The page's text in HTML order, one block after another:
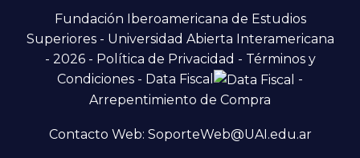
Fundación Iberoamericana de Estudios
Superiores - Universidad Abierta Interamericana
- 2026 - Política de Privacidad - Términos y
Condiciones - Data Fiscal
-
Arrepentimiento de Compra
Contacto Web: SoporteWeb@UAI.edu.ar